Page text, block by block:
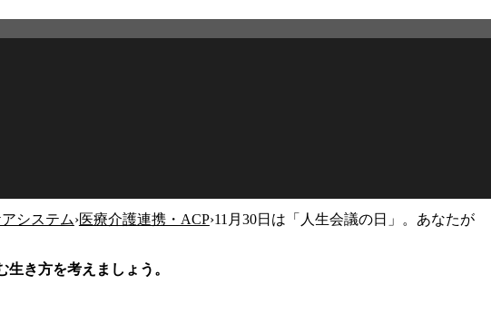
システム›医療介護連携・ACP›11月30日は「人生会議の日」。あなたが
き方を考えましょう。